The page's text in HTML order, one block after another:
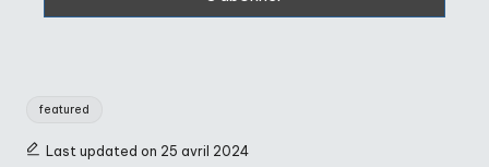
Tags:
featured
Last updated on 25 avril 2024